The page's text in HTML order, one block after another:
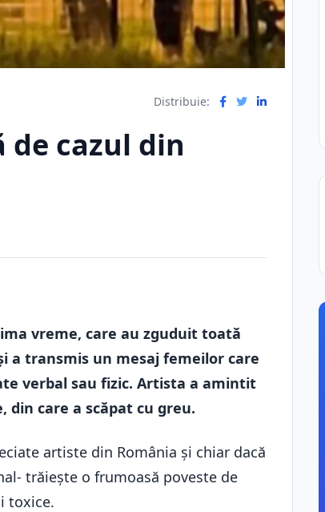
Distribuie:
cazul din
vreme, care au zguduit toată
a transmis un mesaj femeilor care
verbal sau fizic. Artista a amintit
din care a scăpat cu greu.
artiste din România și chiar dacă
trăiește o frumoasă poveste de
toxice.